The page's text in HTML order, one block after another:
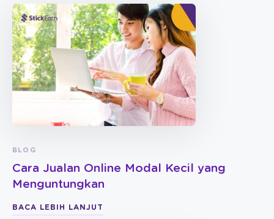
BLOG
Cara Jualan Online Modal Kecil yang
Menguntungkan
BACA LEBIH LANJUT